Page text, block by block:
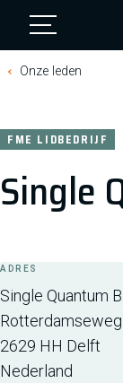
Onze leden
Single
FME LIDBEDRIJF
ADRES
Single Quantum
2629 HH Delft
Nederland